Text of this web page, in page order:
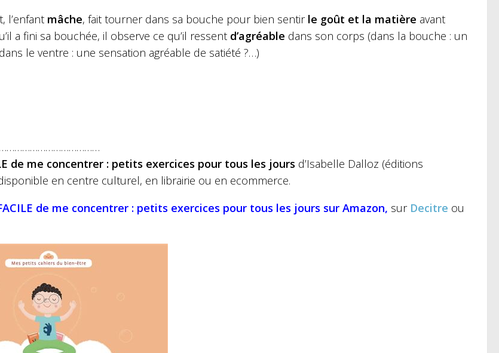
l’enfant mâche, fait tourner dans sa bouche pour bien sentir le goût et la matière avant
a fini sa bouchée, il observe ce qu’il ressent d’agréable dans son corps (dans la bouche : un
le ventre : une sensation agréable de satiété ?…)
de me concentrer : petits exercices pour tous les jours d’Isabelle Dalloz (éditions
en centre culturel, en librairie ou en ecommerce.
de me concentrer : petits exercices pour tous les jours sur Amazon, sur Decitre ou